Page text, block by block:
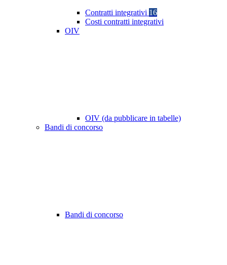
Contratti integrativi 16
Costi contratti integrativi
OIV
OIV (da pubblicare in tabelle)
Bandi di concorso
Bandi di concorso